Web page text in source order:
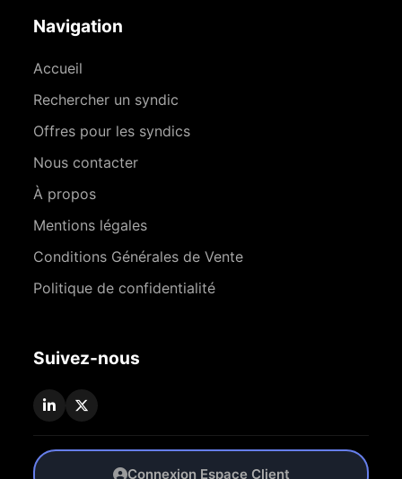
Navigation
Accueil
Rechercher un syndic
Offres pour les syndics
Nous contacter
À propos
Mentions légales
Conditions Générales de Vente
Politique de confidentialité
Suivez-nous
Connexion Espace Client